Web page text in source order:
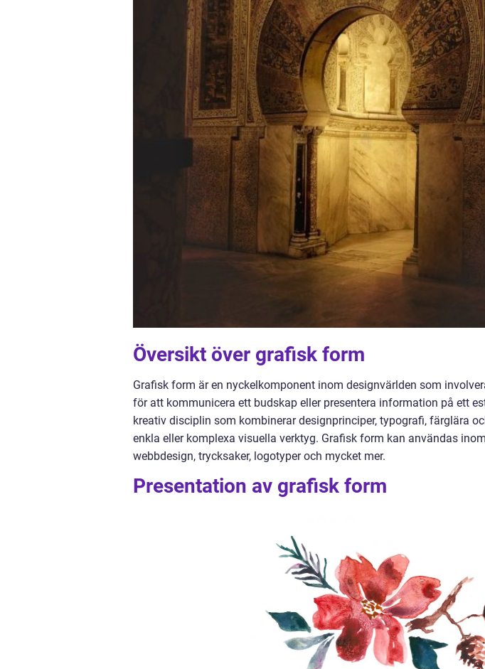
Översikt över grafisk form
Grafisk form är en nyckelkomponent inom designvärlden som
för att kommunicera ett budskap eller presentera information på ett
kreativ disciplin som kombinerar designprinciper, typografi, färglära
enkla eller komplexa visuella verktyg. Grafisk form kan användas
webbdesign, trycksaker, logotyper och mycket mer.
Presentation av grafisk form